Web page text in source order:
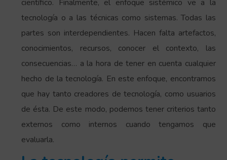
científico. Finalmente, el enfoque sistémico ve a la
tecnología o a las técnicas como sistemas. Todas las
partes son interdependientes. Hacen falta artefactos,
conocimientos, recursos, conocer el contexto, las
consecuencias… a la hora de tener en cuenta cualquier
hecho de la tecnología. En este enfoque, encontramos
que hay tanto creadores de tecnología, como usuarios
de ésta. De este modo, podemos tener criterios tanto
externos como internos cuando tengamos que
evaluarla.